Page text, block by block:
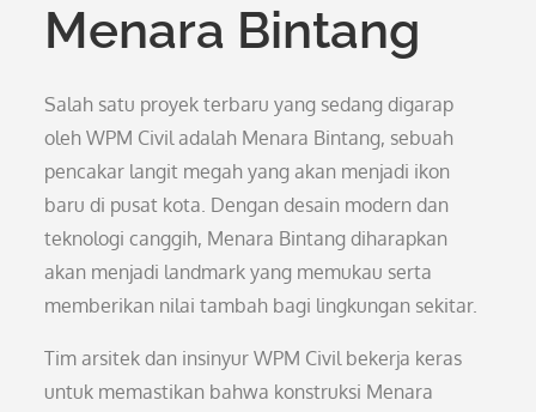
Menara Bintang
Salah satu proyek terbaru yang sedang digarap
oleh WPM Civil adalah Menara Bintang, sebuah
pencakar langit megah yang akan menjadi ikon
baru di pusat kota. Dengan desain modern dan
teknologi canggih, Menara Bintang diharapkan
akan menjadi landmark yang memukau serta
memberikan nilai tambah bagi lingkungan sekitar.
Tim arsitek dan insinyur WPM Civil bekerja keras
untuk memastikan bahwa konstruksi Menara